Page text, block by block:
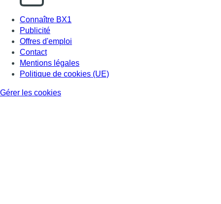
Connaître BX1
Publicité
Offres d'emploi
Contact
Mentions légales
Politique de cookies (UE)
Gérer les cookies